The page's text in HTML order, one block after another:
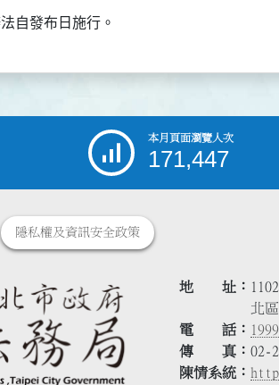
自發布日施行。
本月頁面瀏覽人次
171,447
隱私權及資訊安全政策
地 址
北區
電 話
1999
傳 真
02-
陳情系統